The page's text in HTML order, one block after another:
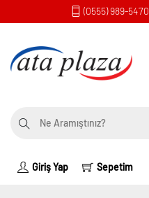
(0555) 989-5470
Giriş Yap Sepetim